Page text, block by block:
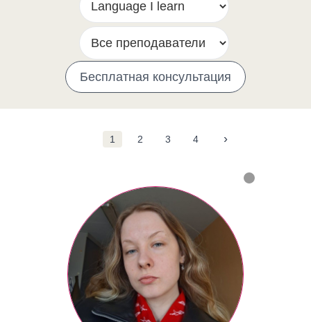
Бесплатная консультация
1 2 3 4 ›